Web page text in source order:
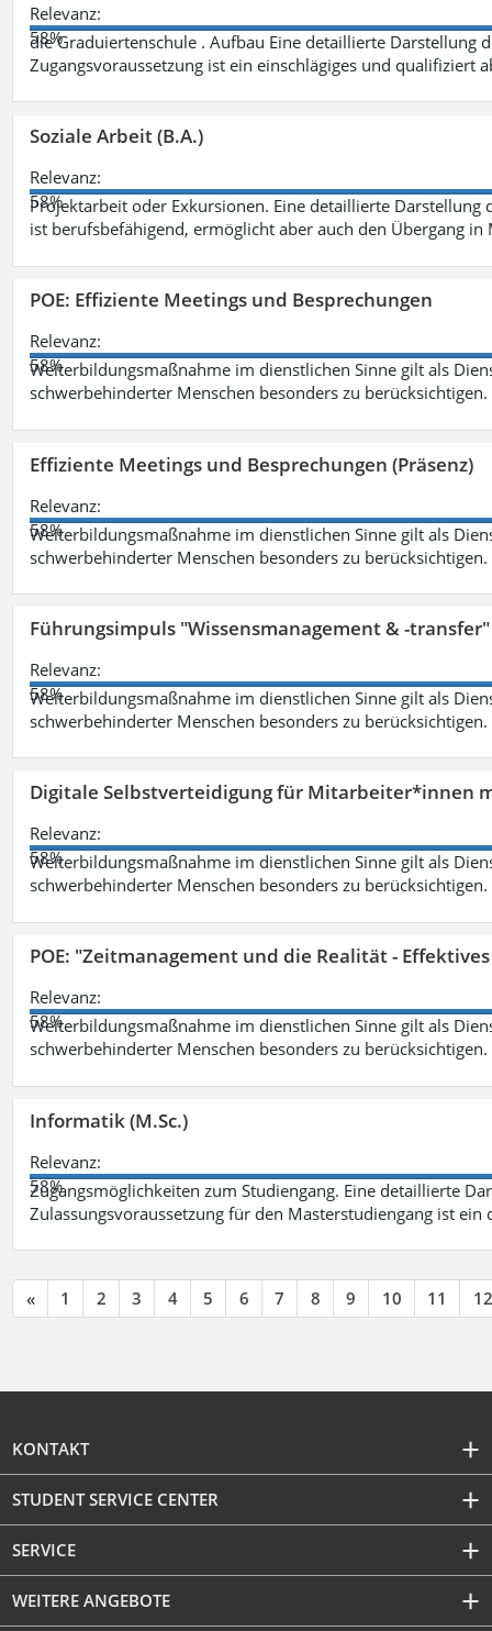
Relevanz:
58%
die Graduiertenschule . Aufbau Eine detaillierte Darstellung
Zugangsvoraussetzung ist ein einschlägiges und qualifiziert
Soziale Arbeit (B.A.)
Relevanz:
58%
Projektarbeit oder Exkursionen. Eine detaillierte
ist berufsbefähigend, ermöglicht aber auch den Übergang in
POE: Effiziente Meetings und Besprechungen
Relevanz:
58%
Weiterbildungsmaßnahme im dienstlichen Sinne gilt als
schwerbehinderter Menschen besonders zu berücksichtigen.
Effiziente Meetings und Besprechungen (Präsenz)
Relevanz:
58%
Weiterbildungsmaßnahme im dienstlichen Sinne gilt als
schwerbehinderter Menschen besonders zu berücksichtigen.
Führungsimpuls "Wissensmanagement & -
Relevanz:
58%
Weiterbildungsmaßnahme im dienstlichen Sinne gilt als
schwerbehinderter Menschen besonders zu berücksichtigen.
Digitale Selbstverteidigung für Mitarbeiter*innen
Relevanz:
58%
Weiterbildungsmaßnahme im dienstlichen Sinne gilt als
schwerbehinderter Menschen besonders zu berücksichtigen.
POE: "Zeitmanagement und die Realität -
Relevanz:
58%
Weiterbildungsmaßnahme im dienstlichen Sinne gilt als
schwerbehinderter Menschen besonders zu berücksichtigen.
Informatik (M.Sc.)
Relevanz:
58%
Zugangsmöglichkeiten zum Studiengang. Eine detaillierte
Zulassungsvoraussetzung für den Masterstudiengang ist
« 1 2 3 4 5 6 7 8 9 10 11 12
KONTAKT
STUDENT SERVICE CENTER
SERVICE
WEITERE ANGEBOTE